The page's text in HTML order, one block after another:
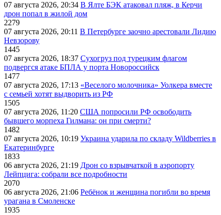
07 августа 2026, 20:34 В Ялте БЭК атаковал пляж, в Керчи
дрон попал в жилой дом
2279
07 августа 2026, 20:11 В Петербурге заочно арестовали Лидию
Невзорову
1445
07 августа 2026, 18:37 Сухогруз под турецким флагом
подвергся атаке БПЛА у порта Новороссийск
1477
07 августа 2026, 17:13 «Веселого молочника» Уолкера вместе
с семьей хотят выдворить из РФ
1505
07 августа 2026, 11:20 США попросили РФ освободить
бывшего морпеха Гилмана: он при смерти?
1482
07 августа 2026, 10:19 Украина ударила по складу Wildberries в
Екатеринбурге
1833
06 августа 2026, 21:19 Дрон со взрывчаткой в аэропорту
Лейпцига: собрали все подробности
2070
06 августа 2026, 21:06 Ребёнок и женщина погибли во время
урагана в Смоленске
1935